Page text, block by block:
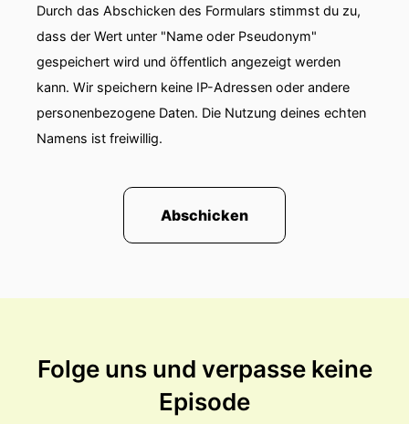
Durch das Abschicken des Formulars stimmst du zu,
dass der Wert unter "Name oder Pseudonym"
gespeichert wird und öffentlich angezeigt werden
kann. Wir speichern keine IP-Adressen oder andere
personenbezogene Daten. Die Nutzung deines echten
Namens ist freiwillig.
Abschicken
Folge uns und verpasse keine
Episode